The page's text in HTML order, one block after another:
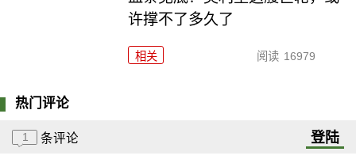
许撑不了多久了
相关 阅读 16979
热门评论
1 条评论 登陆